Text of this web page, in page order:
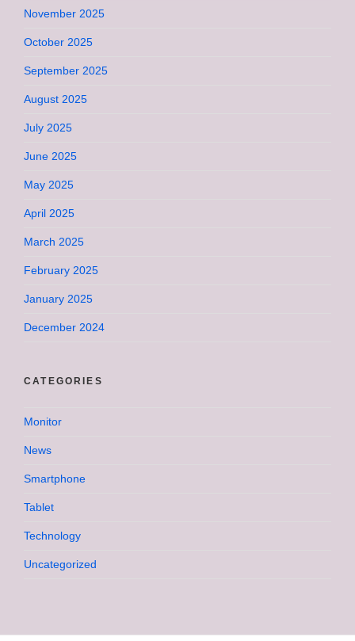
November 2025
October 2025
September 2025
August 2025
July 2025
June 2025
May 2025
April 2025
March 2025
February 2025
January 2025
December 2024
CATEGORIES
Monitor
News
Smartphone
Tablet
Technology
Uncategorized